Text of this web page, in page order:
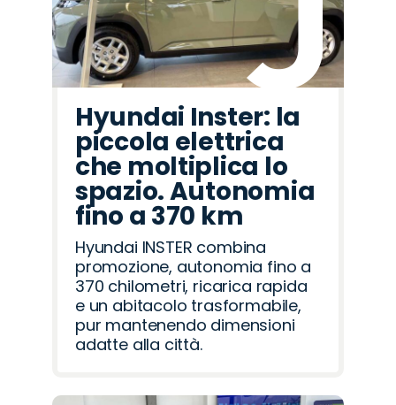
Hyundai Inster: la
piccola elettrica
che moltiplica lo
spazio. Autonomia
fino a 370 km
Hyundai INSTER combina
promozione, autonomia fino a
370 chilometri, ricarica rapida
e un abitacolo trasformabile,
pur mantenendo dimensioni
adatte alla città.